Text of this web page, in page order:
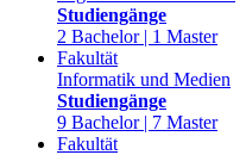
Studiengänge
2 Bachelor | 1 Master
Fakultät
Informatik und Medien
Studiengänge
9 Bachelor | 7 Master
Fakultät